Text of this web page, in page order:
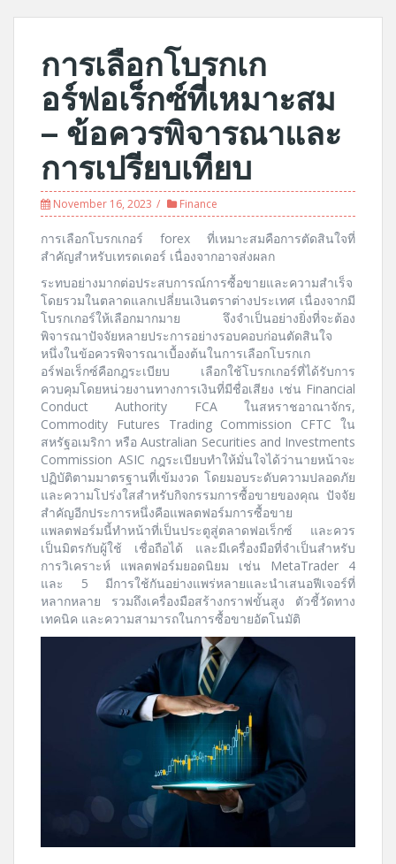
การเลือกโบรกเก
อร์ฟอเร็กซ์ที่เหมาะสม
– ข้อควรพิจารณาและ
การเปรียบเทียบ
November 16, 2023 Finance
การเลือกโบรกเกอร์ forex ที่เหมาะสมคือการตัดสินใจที่
สำคัญสำหรับเทรดเดอร์ เนื่องจากอาจส่งผลก
ระทบอย่างมากต่อประสบการณ์การซื้อขายและความสำเร็จ
โดยรวมในตลาดแลกเปลี่ยนเงินตราต่างประเทศ เนื่องจากมี
โบรกเกอร์ให้เลือกมากมาย จึงจำเป็นอย่างยิ่งที่จะต้อง
พิจารณาปัจจัยหลายประการอย่างรอบคอบก่อนตัดสินใจ
หนึ่งในข้อควรพิจารณาเบื้องต้นในการเลือกโบรกเก
อร์ฟอเร็กซ์คือกฎระเบียบ เลือกใช้โบรกเกอร์ที่ได้รับการ
ควบคุมโดยหน่วยงานทางการเงินที่มีชื่อเสียง เช่น Financial
Conduct Authority FCA ในสหราชอาณาจักร,
Commodity Futures Trading Commission CFTC ใน
สหรัฐอเมริกา หรือ Australian Securities and Investments
Commission ASIC กฎระเบียบทำให้มั่นใจได้ว่านายหน้าจะ
ปฏิบัติตามมาตรฐานที่เข้มงวด โดยมอบระดับความปลอดภัย
และความโปร่งใสสำหรับกิจกรรมการซื้อขายของคุณ ปัจจัย
สำคัญอีกประการหนึ่งคือแพลตฟอร์มการซื้อขาย
แพลตฟอร์มนี้ทำหน้าที่เป็นประตูสู่ตลาดฟอเร็กซ์ และควร
เป็นมิตรกับผู้ใช้ เชื่อถือได้ และมีเครื่องมือที่จำเป็นสำหรับ
การวิเคราะห์ แพลตฟอร์มยอดนิยม เช่น MetaTrader 4
และ 5 มีการใช้กันอย่างแพร่หลายและนำเสนอฟีเจอร์ที่
หลากหลาย รวมถึงเครื่องมือสร้างกราฟขั้นสูง ตัวชี้วัดทาง
เทคนิค และความสามารถในการซื้อขายอัตโนมัติ